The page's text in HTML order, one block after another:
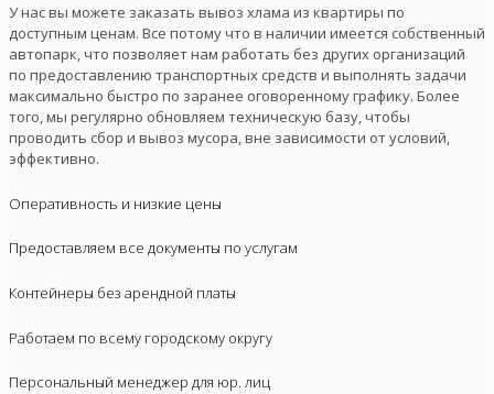
У нас вы можете заказать вывоз хлама из квартиры по
доступным ценам. Все потому что в наличии имеется собственный
автопарк, что позволяет нам работать без других организаций
по предоставлению транспортных средств и выполнять задачи
максимально быстро по заранее оговоренному графику. Более
того, мы регулярно обновляем техническую базу, чтобы
проводить сбор и вывоз мусора, вне зависимости от условий,
эффективно.
Оперативность и низкие цены
Предоставляем все документы по услугам
Контейнеры без арендной платы
Работаем по всему городскому округу
Персональный менеджер для юр. лиц